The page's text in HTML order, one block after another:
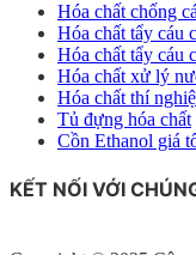
Hóa chất chống
Hóa chất tẩy cáu
Hóa chất tẩy cáu
Hóa chất xử lý
Hóa chất thí
Tủ đựng hóa chất
Cồn Ethanol giá
KẾT NỐI VỚI